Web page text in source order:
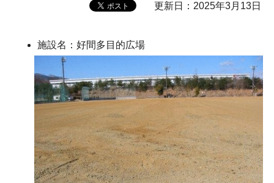
更新日：2025年3月13日
施設名：好間多目的広場